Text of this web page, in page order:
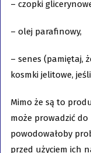
– czopki
– olej parafinowy,
– senes (pamiętaj,
kosmki jelitowe,
Mimo że są to
może prowadzić
powodowałoby
przed użyciem ich